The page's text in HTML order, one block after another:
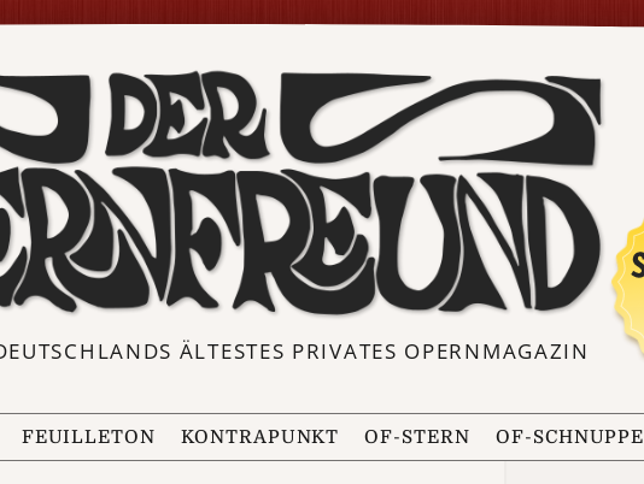
ÄLTESTES PRIVATES OPERNMAGAZIN
FEUILLETON KONTRAPUNKT OF-STERN OF-SCHNUPPE